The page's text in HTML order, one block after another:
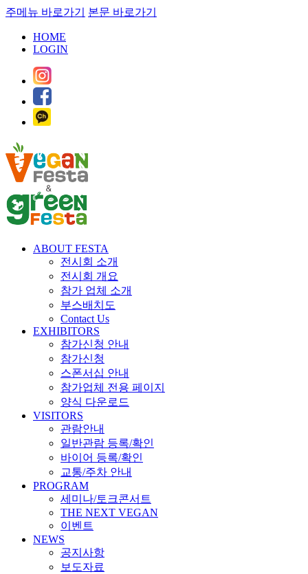
주메뉴 바로가기 본문 바로가기
HOME
LOGIN
ABOUT FESTA
전시회 소개
전시회 개요
참가 업체 소개
부스배치도
Contact Us
EXHIBITORS
참가신청 안내
참가신청
스폰서십 안내
참가업체 전용 페이지
양식 다운로드
VISITORS
관람안내
일반관람 등록/확인
바이어 등록/확인
교통/주차 안내
PROGRAM
세미나/토크콘서트
THE NEXT VEGAN
이벤트
NEWS
공지사항
보도자료